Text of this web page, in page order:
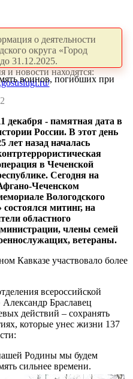
о деятельности
округа «Город
31.12.2025.
и новости находятся:
воинов, погибших при
декабря - памятная дата в
России. В этот день
лет назад началась
в Чеченской
Сегодня на
Чеченском
Вологодского
митинг, на
областного
члены семей
ветераны.
Кавказе участвовало более
всероссийской
Александр Браславец
действий – сохранять
которые унес жизни 137
Родины мы будем
сильнее времени.